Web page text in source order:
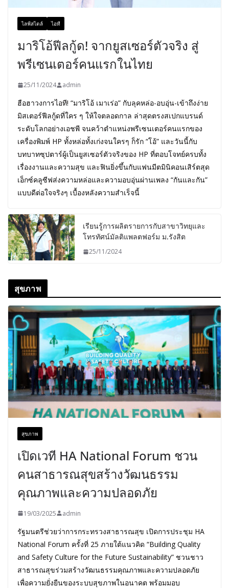
ไลฟ์สไตล์ ไอที
มาริโอ้ฟีลกู้ด! จากยูสเซอร์ตัวจริง สู่
พรีเซนเตอร์คนแรกในไทย
25/11/2024 admin
ฮือฮาวงการไอที! “มาริโอ้ เมาเร่อ” กับลุคหล่อ-อบอุ่น-เข้าถึงง่าย
มิสเตอร์ฟีลกู้ดที่ใคร ๆ ให้ใจตลอดกาล ล่าสุดตรงสเปกแบรนด์
ระดับโลกอย่างเอชพี จนคว้าตำแหน่งพรีเซนเตอร์คนแรกของ
เครื่องพิมพ์ HP ทั้งหล่อทั้งเก่งจนใครๆ ก็รัก “โอ้” และวันนี้กับ
บทบาทซุปตาร์ผู้เป็นยูสเซอร์ตัวจริงของ HP ที่ตอบโจทย์ครบทั้ง
เรื่องงานและความสุข และฟินยิ่งขึ้นกับแฟนมีตมินิคอนเสิร์ตสุด
เอ็กซ์คลูซีฟส่งความหล่อและความอบอุ่นผ่านเพลง “กันและกัน”
แบบดีต่อใจจริงๆ เบื้องหลังความสำเร็จนี้
เรียนรู้การผลิตรายการกับสาขาวิทยุและ
โทรทัศน์มัลติแพลตฟอร์ม ม.รังสิต
25/11/2024
สุขภาพ
สุขภาพ
เปิดเวที HA National Forum ชวน
คนสาธารณสุขสร้างวัฒนธรรม
คุณภาพและความปลอดภัย
19/03/2025 admin
รัฐมนตรีช่วยว่าการกระทรวงสาธารณสุข เปิดการประชุม HA
National Forum ครั้งที่ 25 ภายใต้แนวคิด “Building Quality
and Safety Culture for the Future Sustainability” ชวนชาว
สาธารณสุขร่วมสร้างวัฒนธรรมคุณภาพและความปลอดภัย
เพื่อความยั่งยืนของระบบสุขภาพในอนาคต พร้อมมอบ